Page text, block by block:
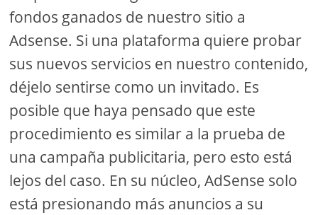
fondos ganados de nuestro sitio a
Adsense. Si una plataforma quiere probar
sus nuevos servicios en nuestro contenido,
déjelo sentirse como un invitado. Es
posible que haya pensado que este
procedimiento es similar a la prueba de
una campaña publicitaria, pero esto está
lejos del caso. En su núcleo, AdSense solo
está presionando más anuncios a su